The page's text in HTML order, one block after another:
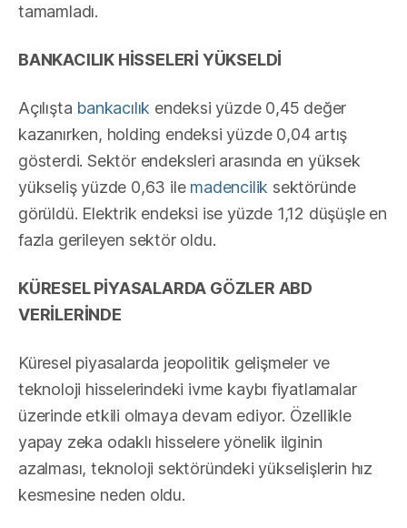
tamamladı.
BANKACILIK HİSSELERİ YÜKSELDİ
Açılışta bankacılık endeksi yüzde 0,45 değer
kazanırken, holding endeksi yüzde 0,04 artış
gösterdi. Sektör endeksleri arasında en yüksek
yükseliş yüzde 0,63 ile madencilik sektöründe
görüldü. Elektrik endeksi ise yüzde 1,12 düşüşle en
fazla gerileyen sektör oldu.
KÜRESEL PİYASALARDA GÖZLER ABD
VERİLERİNDE
Küresel piyasalarda jeopolitik gelişmeler ve
teknoloji hisselerindeki ivme kaybı fiyatlamalar
üzerinde etkili olmaya devam ediyor. Özellikle
yapay zeka odaklı hisselere yönelik ilginin
azalması, teknoloji sektöründeki yükselişlerin hız
kesmesine neden oldu.